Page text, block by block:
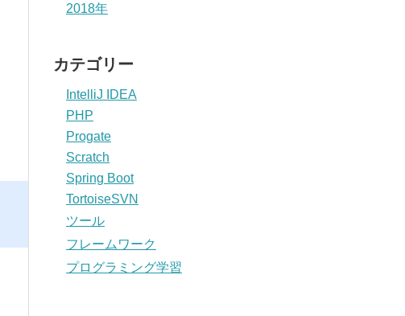
2018年
カテゴリー
IntelliJ IDEA
PHP
Progate
Scratch
Spring Boot
TortoiseSVN
ツール
フレームワーク
プログラミング学習